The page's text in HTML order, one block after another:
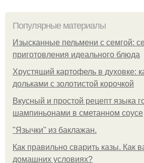
Популярные материалы
Изысканные пельмени с семгой:
приготовления идеального блюда
Хрустящий картофель в духовке:
дольками с золотистой корочкой
Вкусный и простой рецепт языка
шампиньонами в сметанном соусе
"Язычки" из баклажан.
Как правильно сварить казы. Как
домашних условиях?